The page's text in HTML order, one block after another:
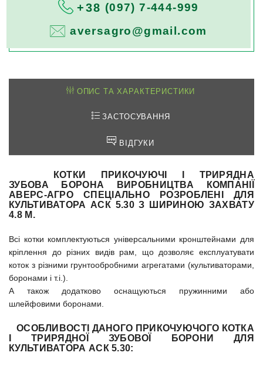
+38 (097) 7-444-999
aversagro@gmail.com
ОПИС ТА ХАРАКТЕРИСТИКИ
ЗАСТОСУВАННЯ
ВІДГУКИ
КОТКИ ПРИКОЧУЮЧІ
ТРИРЯДНА
ЗУБОВА БОРОНА
ВИРОБНИЦТВА КОМПАНІЇ
АВЕРС-АГРО СПЕЦІАЛЬНО РОЗРОБЛЕНІ ДЛЯ
КУЛЬТИВАТОРА АСК 5.30 З ШИРИНОЮ ЗАХВАТУ
4.8 М.
Всі котки комплектуються універсальними кронштейнами для
кріплення до різних видів рам, що дозволяє експлуатувати
коток з різними грунтообробними агрегатами (культиваторами,
боронами і т.і.).
А також додатково оснащуються пружинними або
шлейфовими боронами.
ОСОБЛИВОСТІ ДАНОГО ПРИКОЧУЮЧОГО КОТКА
І ТРИРЯДНОЇ ЗУБОВОЇ БОРОНИ ДЛЯ
КУЛЬТИВАТОРА АСК 5.30: